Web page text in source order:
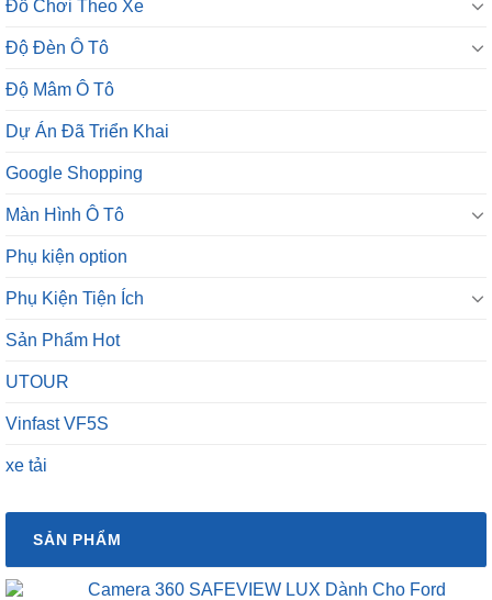
Đồ Chơi Theo Xe
Độ Đèn Ô Tô
Độ Mâm Ô Tô
Dự Án Đã Triển Khai
Google Shopping
Màn Hình Ô Tô
Phụ kiện option
Phụ Kiện Tiện Ích
Sản Phẩm Hot
UTOUR
Vinfast VF5S
xe tải
SẢN PHẨM
Camera 360 SAFEVIEW LUX Dành Cho Ford